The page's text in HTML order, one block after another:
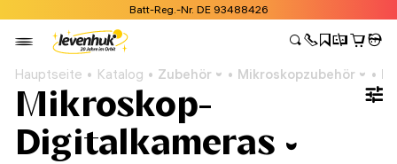
Batt-Reg.-Nr. DE 93488426
Hauptseite Katalog Zubehör Mikroskopzubehör
Mikroskop-
Digitalkameras